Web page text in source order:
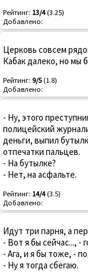
Рейтинг: 13/4(3.25)
Добавлено:
Церковь совсем
Кабак далеко, но мы
Рейтинг: 9/5(1.8)
Добавлено:
- Ну, этого
полицейский
деньги, выпил
отпечатки пальцев.
- На бутылке?
- Нет, на асфальте.
Рейтинг: 14/4(3.5)
Добавлено:
Идут три парня, а
- Вот я бы сейчас..., -
- Ага, и я бы тоже, -
- Ну я тогда сбегаю.